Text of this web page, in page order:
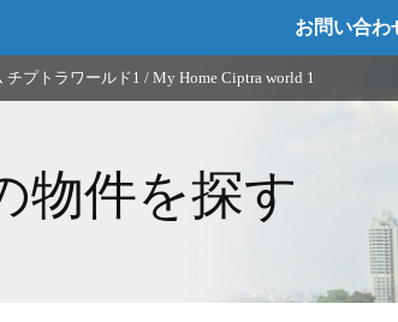
お問い合わ
チプトラワールド1 / My Home Ciptra world 1
物件を探す